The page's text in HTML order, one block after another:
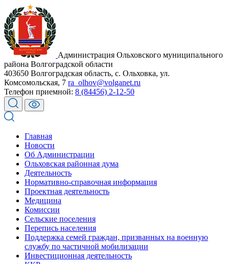
Администрация Ольховского муниципального
района Волгоградской области
403650 Волгоградская область, с. Ольховка, ул.
Комсомольская, 7 ra_olhov@volganet.ru
Телефон приемной: 8 (84456) 2-12-50
Главная
Новости
Об Администрации
Ольховская районная дума
Деятельность
Нормативно-справочная информация
Проектная деятельность
Медицина
Комиссии
Сельские поселения
Перепись населения
Поддержка семей граждан, призванных на военную
службу по частичной мобилизации
Инвестиционная деятельность